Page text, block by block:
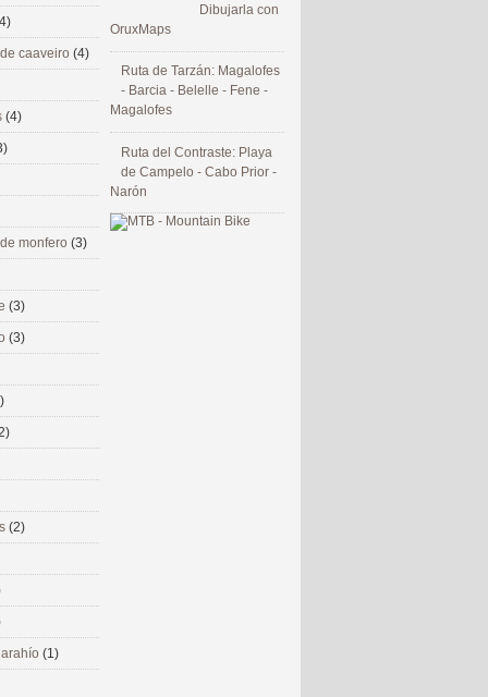
Dibujarla con
OruxMaps
Ruta de Tarzán: Magalofes
- Barcia - Belelle - Fene -
Magalofes
Ruta del Contraste: Playa
de Campelo - Cabo Prior -
Narón
caaveiro (4)
(4)
monfero (3)
(3)
(3)
(2)
(1)